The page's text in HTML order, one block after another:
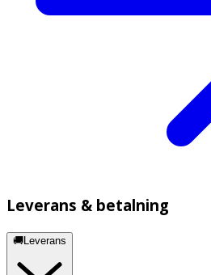
Leverans & betalning
🚚Leverans